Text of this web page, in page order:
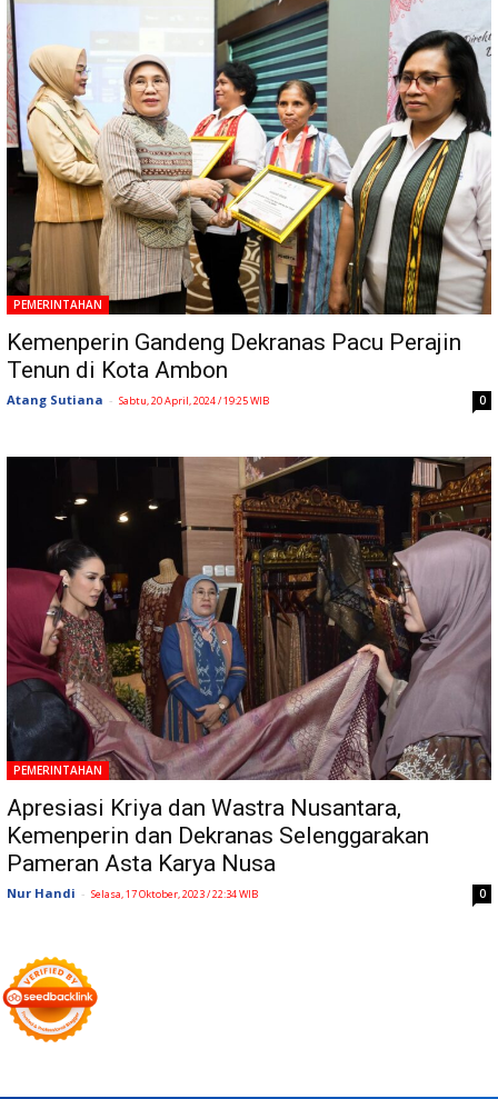
PEMERINTAHAN
Kemenperin Gandeng Dekranas Pacu Perajin
Tenun di Kota Ambon
Atang Sutiana - Sabtu, 20 April, 2024 / 19:25 WIB 0
PEMERINTAHAN
Apresiasi Kriya dan Wastra Nusantara,
Kemenperin dan Dekranas Selenggarakan
Pameran Asta Karya Nusa
Nur Handi - Selasa, 17 Oktober, 2023 / 22:34 WIB 0